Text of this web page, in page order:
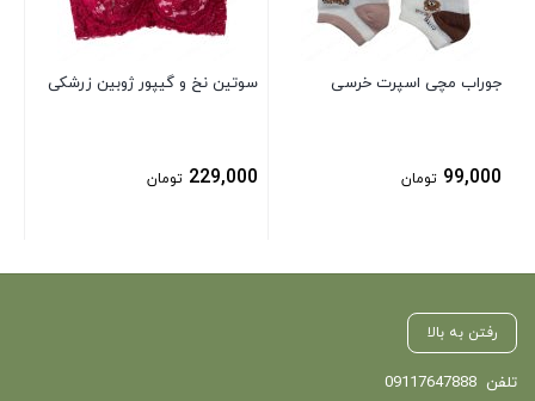
جوراب مچی اسپرت خرسی
99,000 تومان
سوتین نخ و گیپور ژوبین زرشکی
229,000 تومان
رفتن به بالا
تلفن 09117647888